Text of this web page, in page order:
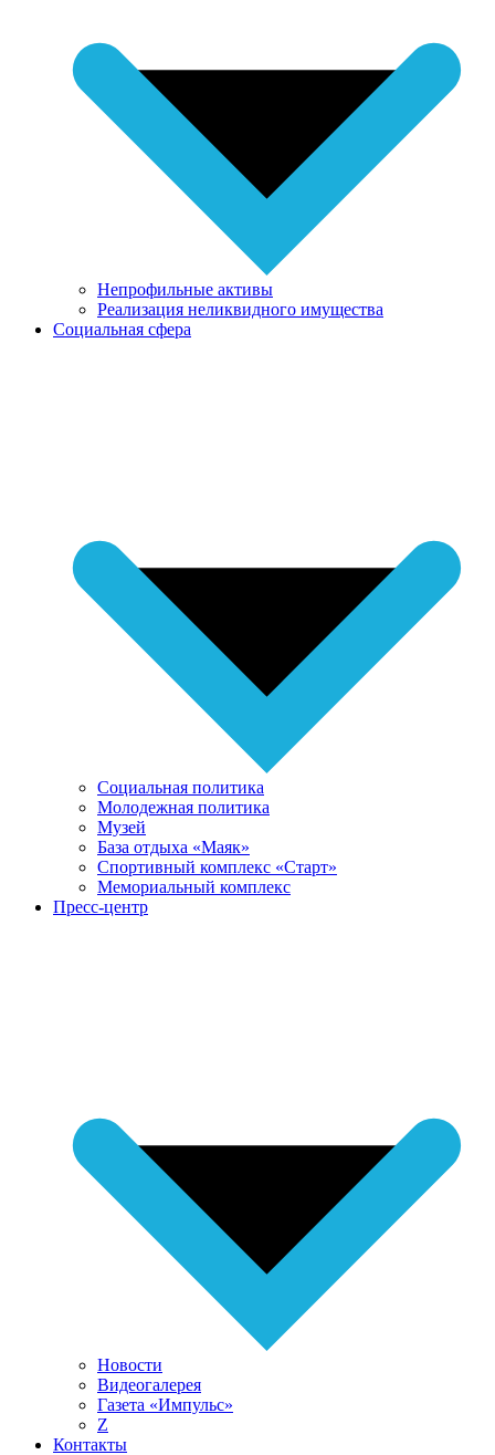
Непрофильные активы
Реализация неликвидного имущества
Социальная сфера
Социальная политика
Молодежная политика
Музей
База отдыха «Маяк»
Спортивный комплекс «Старт»
Мемориальный комплекс
Пресс-центр
Новости
Видеогалерея
Газета «Импульс»
Z
Контакты